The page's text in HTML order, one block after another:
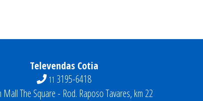
Televendas Cotia
11 3195-6418
Mall The Square - Rod. Raposo Tavares, km 22